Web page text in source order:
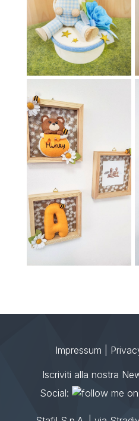
Impressum
Iscriviti alla nostra
Social: